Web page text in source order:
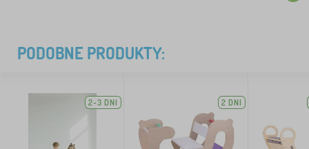
PODOBNE PRODUKTY:
2-3 DNI 2 DNI